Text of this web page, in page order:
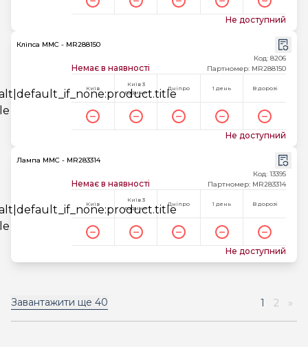
Не доступний
Кліпса MMC - MR288150
Немає в наявності
Код: 8206
Партномер: MR288150
Київ
Київ 3
години
Дніпро 1 день В дорозі
Не доступний
Лампа MMC - MR283314
Немає в наявності
Код: 13395
Партномер: MR283314
Київ
Київ 3
години
Дніпро 1 день В дорозі
Не доступний
Завантажити ще 40 1 2 »